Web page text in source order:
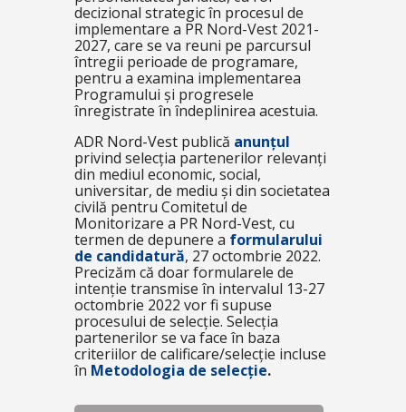
decizional strategic în procesul de
implementare a PR Nord-Vest 2021-
2027, care se va reuni pe parcursul
întregii perioade de programare,
pentru a examina implementarea
Programului și progresele
înregistrate în îndeplinirea acestuia.
ADR Nord-Vest publică anunțul
privind selecția partenerilor relevanți
din mediul economic, social,
universitar, de mediu şi din societatea
civilă pentru Comitetul de
Monitorizare a PR Nord-Vest, cu
termen de depunere a formularului
de candidatură, 27 octombrie 2022.
Precizăm că doar formularele de
intenție transmise în intervalul 13-27
octombrie 2022 vor fi supuse
procesului de selecție. Selecția
partenerilor se va face în baza
criteriilor de calificare/selecție incluse
în Metodologia de selecție.